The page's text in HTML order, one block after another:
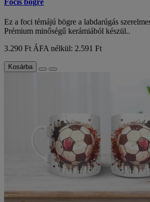
Ez a foci témájú bögre a labdarúgás
Prémium minőségű kerámiából készül..
3.290 Ft ÁFA nélkül: 2.591 Ft
Kosárba